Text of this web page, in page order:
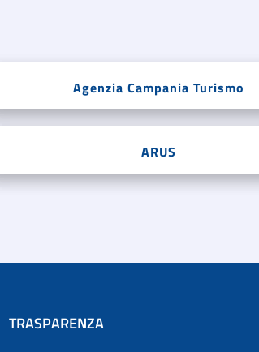
Agenzia Campania Turismo
ARUS
TRASPARENZA